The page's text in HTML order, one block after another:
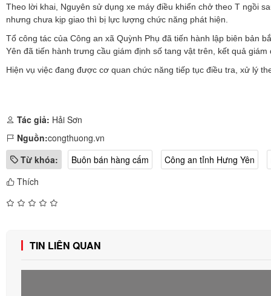
Theo lời khai, Nguyên sử dụng xe máy điều khiển chở theo T ngồi
nhưng chưa kịp giao thì bị lực lượng chức năng phát hiện.
Tổ công tác của Công an xã Quỳnh Phụ đã tiến hành lập biên bản
Yên đã tiến hành trưng cầu giám định số tang vật trên, kết quả
Hiện vụ việc đang được cơ quan chức năng tiếp tục điều tra, xử lý
Tác giả: Hải Sơn
Nguồn:congthuong.vn
Từ khóa:
Buôn bán hàng cấm Công an tỉnh Hưng Yên
Thích
TIN LIÊN QUAN